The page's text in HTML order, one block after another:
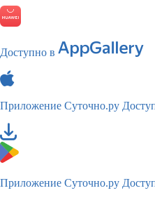
Доступно в
Приложение Суточно.ру
Приложение Суточно.ру